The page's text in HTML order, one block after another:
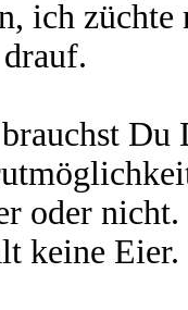
ich
Du
oder
keine Eier.